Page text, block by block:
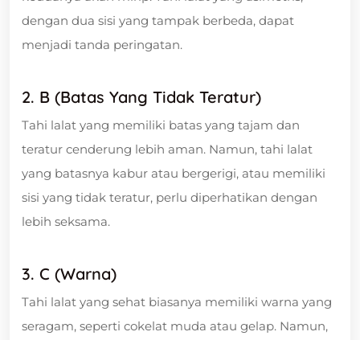
dengan dua sisi yang tampak berbeda, dapat
menjadi tanda peringatan.
2. B (Batas Yang Tidak Teratur)
Tahi lalat yang memiliki batas yang tajam dan
teratur cenderung lebih aman. Namun, tahi lalat
yang batasnya kabur atau bergerigi, atau memiliki
sisi yang tidak teratur, perlu diperhatikan dengan
lebih seksama.
3. C (Warna)
Tahi lalat yang sehat biasanya memiliki warna yang
seragam, seperti cokelat muda atau gelap. Namun,